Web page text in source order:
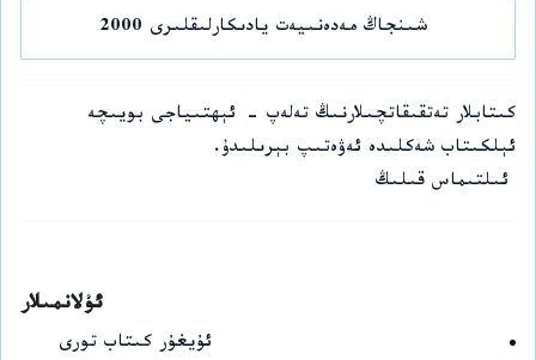
شىنجاڭ مەدەنىيەت يادىكارلىقلىرى 2000
كىتابلار تەتقىقاتچىلارنىڭ تەلەپ - ئېھتىياجى بويىچە
ئېلكىتاب شەكلىدە ئەۋەتىپ بېرىلىدۇ.
ئىلتىماس قىلىڭ
ئۇلانمىلار
ئۇيغۇر كىتاب تورى